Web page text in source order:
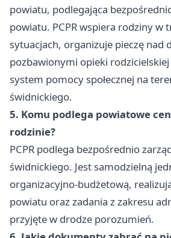
powiatu, podlegająca
powiatu. PCPR wspiera rodziny w
sytuacjach, organizuje pieczę nad
pozbawionymi opieki
system pomocy społecznej na
świdnickiego.
5. Komu podlega powiatowe
rodzinie?
PCPR podlega bezpośrednio
świdnickiego. Jest samodzielną
organizacyjno-budżetową,
powiatu oraz zadania z zakresu
przyjęte w drodze porozumień.